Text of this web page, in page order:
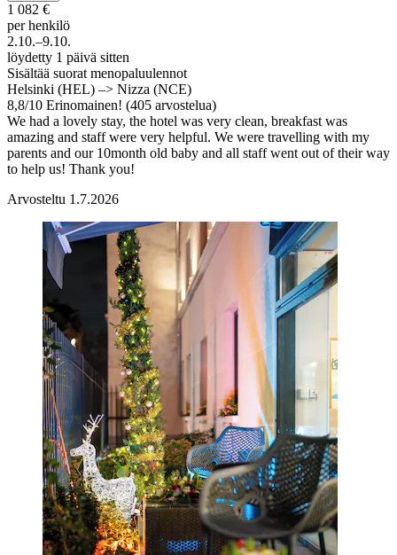
1 082 €
per henkilö
2.10.–9.10.
löydetty 1 päivä sitten
Sisältää suorat menopaluulennot
Helsinki (HEL) –> Nizza (NCE)
8,8/10 Erinomainen! (405 arvostelua)
We had a lovely stay, the hotel was very clean, breakfast was
amazing and staff were very helpful. We were travelling with my
parents and our 10month old baby and all staff went out of their way
to help us! Thank you!
Arvosteltu 1.7.2026